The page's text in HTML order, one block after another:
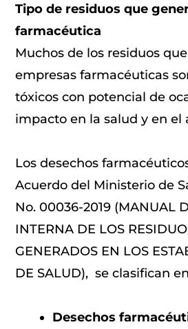
Tipo de residuos que
farmacéutica
Muchos de los residuos
empresas farmacéuticas
tóxicos con potencial de
impacto en la salud y en el
Los desechos
Acuerdo del Ministerio de
No. 00036-2019 (MANUAL
INTERNA DE LOS
GENERADOS EN LOS
DE SALUD), se clasifican
Desechos